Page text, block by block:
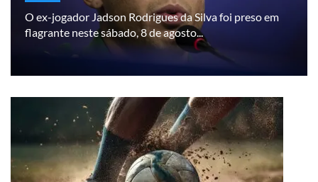
O ex-jogador Jadson Rodrigues da Silva foi preso em
flagrante neste sábado, 8 de agosto...